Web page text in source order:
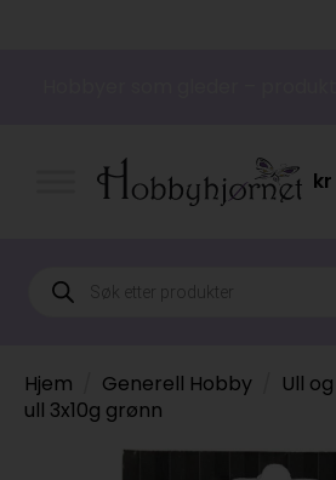
kr
Products
search
Hjem Generell Hobby Ull
ull 3x10g grønn